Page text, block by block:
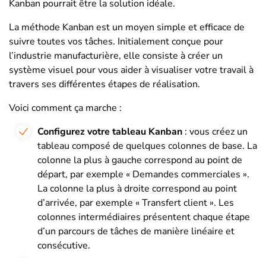
Kanban pourrait être la solution idéale.
La méthode Kanban est un moyen simple et efficace de
suivre toutes vos tâches. Initialement conçue pour
l’industrie manufacturière, elle consiste à créer un
système visuel pour vous aider à visualiser votre travail à
travers ses différentes étapes de réalisation.
Voici comment ça marche :
Configurez votre tableau Kanban : vous créez un
tableau composé de quelques colonnes de base. La
colonne la plus à gauche correspond au point de
départ, par exemple « Demandes commerciales ».
La colonne la plus à droite correspond au point
d’arrivée, par exemple « Transfert client ». Les
colonnes intermédiaires présentent chaque étape
d’un parcours de tâches de manière linéaire et
consécutive.